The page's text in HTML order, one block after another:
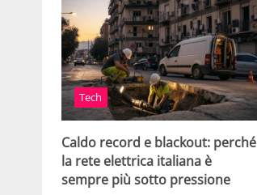
Tech
Caldo record e blackout: perché
la rete elettrica italiana è
sempre più sotto pressione